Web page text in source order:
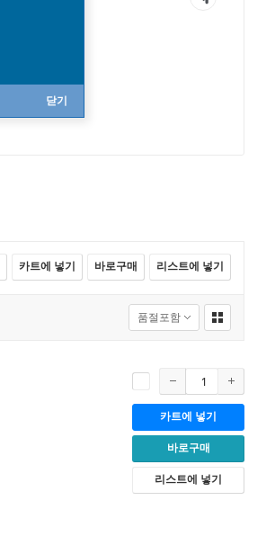
닫기
카트에 넣기 바로구매 리스트에 넣기
카트에 넣기
바로구매
리스트에 넣기